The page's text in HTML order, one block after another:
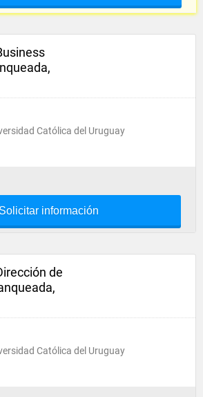
Católica del Uruguay
Solicitar información
de
Católica del Uruguay